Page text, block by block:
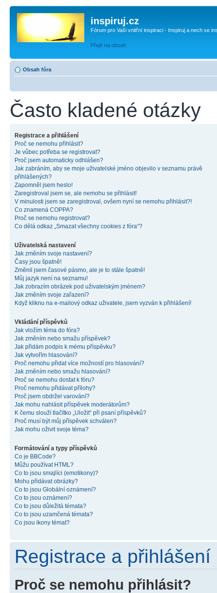
inspiruj.cz
Fórum pro Vaši vnitřní inspiraci - Inspiruj a nech se
Přejít na obsah
Obsah fóra
Často kladené otázky
Registrace a přihlášení
Proč se nemohu přihlásit?
Je vůbec potřeba se registrovat?
Proč jsem automaticky odhlášen?
Jak zabráním, aby se moje uživatelské jméno objevilo v seznamu právě
přihlášených?
Zapomněl jsem heslo!
Zaregistroval jsem se, ale nemohu se přihlásit!
V minulosti jsem se zaregistroval, ovšem nyní se nemohu přihlásit?!
Co znamená COPPA?
Proč se nemohu registrovat?
Co dělá odkaz „Smazat všechny cookies z fóra“?
Uživatelská nastavení
Jak změním svoje nastavení?
Časy jsou špatně!
Změnil jsem časové pásmo, ale je to stále špatně!
Můj jazyk není na seznamu!
Jak zobrazím obrázek pod uživatelským jménem?
Jak změním svoje zařazení?
Když kliknu na e-mailový odkaz uživatele, jsem vyzván k přihlášení!
Vkládání příspěvků
Jak vložím téma do fóra?
Jak změním nebo smažu příspěvek?
Jak přidám podpis k mému příspěvku?
Jak vytvořím hlasování?
Proč nemohu přidat více možností pro hlasování?
Jak změním nebo smažu hlasování?
Proč se nemohu dostat k fóru?
Proč nemohu přidávat přílohy?
Proč jsem obdržel varování?
Jak mohu nahlásit příspěvek moderátorům?
K čemu slouží tlačítko „Uložit“ při psaní příspěvků?
Proč musí být můj příspěvek schválen?
Jak mohu oživit svoje téma?
Formátování a typy příspěvků
Co je BBCode?
Můžu používat HTML?
Co to jsou smajlíci (emotikony)?
Mohu přidávat obrázky?
Co to jsou Globální oznámení?
Co to jsou oznámení?
Co to jsou důležitá témata?
Co to jsou uzamčená témata?
Co jsou ikony témat?
Registrace a přihlášení
Proč se nemohu přihlásit?